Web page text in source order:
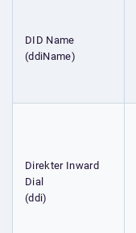
DID Name
(ddiName)
Direkter Inward
Dial
(ddi)